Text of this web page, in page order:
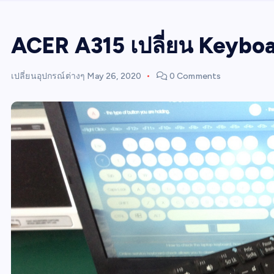
ACER A315 เปลี่ยน
เปลี่ยนอุปกรณ์ต่างๆ May 26, 2020 0 Comments